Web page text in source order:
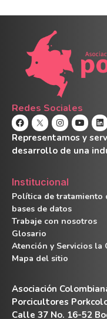
Redes Sociales
Representamos y
desarrollo de una
Institucional
Política de tratamiento
bases de datos
Trabaje con nosotros
Glosario
Atención y Servicios la
Mapa del sitio
Asociación
Porcicultores
Calle 37 No. 16-52